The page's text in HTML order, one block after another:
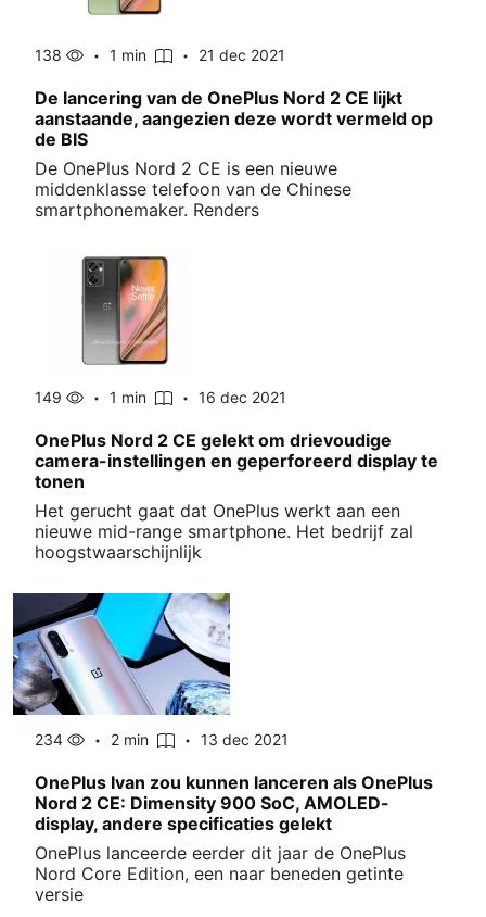
138 1 min 21 dec 2021
De lancering van de OnePlus Nord 2 CE lijkt
aanstaande, aangezien deze wordt vermeld op
de BIS
De OnePlus Nord 2 CE is een nieuwe
middenklasse telefoon van de Chinese
smartphonemaker. Renders
149 1 min 16 dec 2021
OnePlus Nord 2 CE gelekt om drievoudige
camera-instellingen en geperforeerd display te
tonen
Het gerucht gaat dat OnePlus werkt aan een
nieuwe mid-range smartphone. Het bedrijf zal
hoogstwaarschijnlijk
234 2 min 13 dec 2021
OnePlus Ivan zou kunnen lanceren als OnePlus
Nord 2 CE: Dimensity 900 SoC, AMOLED-
display, andere specificaties gelekt
OnePlus lanceerde eerder dit jaar de OnePlus
Nord Core Edition, een naar beneden getinte
versie